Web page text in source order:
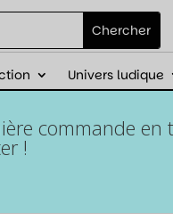
Univers ludique
de
commande en
!